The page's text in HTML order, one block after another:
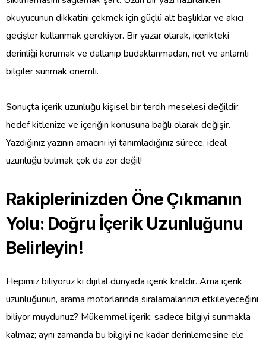
okuyucunun dikkatini çekmek için güçlü alt başlıklar ve akıcı
geçişler kullanmak gerekiyor. Bir yazar olarak, içerikteki
derinliği korumak ve dallanıp budaklanmadan, net ve anlamlı
bilgiler sunmak önemli.
Sonuçta içerik uzunluğu kişisel bir tercih meselesi değildir;
hedef kitlenize ve içeriğin konusuna bağlı olarak değişir.
Yazdığınız yazının amacını iyi tanımladığınız sürece, ideal
uzunluğu bulmak çok da zor değil!
Rakiplerinizden Öne Çıkmanın
Yolu: Doğru İçerik Uzunluğunu
Belirleyin!
Hepimiz biliyoruz ki dijital dünyada içerik kraldır. Ama içerik
uzunluğunun, arama motorlarında sıralamalarınızı etkileyeceğini
biliyor muydunuz? Mükemmel içerik, sadece bilgiyi sunmakla
kalmaz; aynı zamanda bu bilgiyi ne kadar derinlemesine ele